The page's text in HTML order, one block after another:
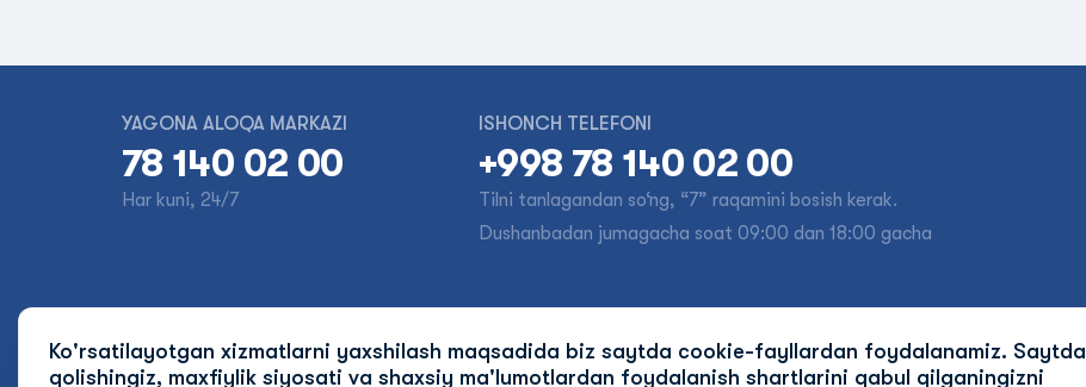
Ko'rsatilayotgan xizmatlarni yaxshilash maqsadida biz saytda cookie-fayllardan foydalanamiz. Saytda
qolishingiz, maxfiylik siyosati va shaxsiy ma'lumotlardan foydalanish shartlarini qabul qilganingizni
YAGONA ALOQA MARKAZI
78 140 02 00
Har kuni, 24/7
ISHONCH TELEFONI
+998 78 140 02 00
Tilni tanlagandan so‘ng, “7” raqamini bosish kerak.
Dushanbadan jumagacha soat 09:00 dan 18:00 gacha
Biz bilan bog'laning Sayt xaritasi Rahbariyat Agentlarga Forum Ishlar
Hamkorlar